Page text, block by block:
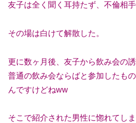
友子は全く聞く耳持たず、不倫相
その場は白けて解散した。
更に数ヶ月後、友子から飲み会の
普通の飲み会ならばと参加したも
んですけどねww
そこで紹介された男性に惚れてしま